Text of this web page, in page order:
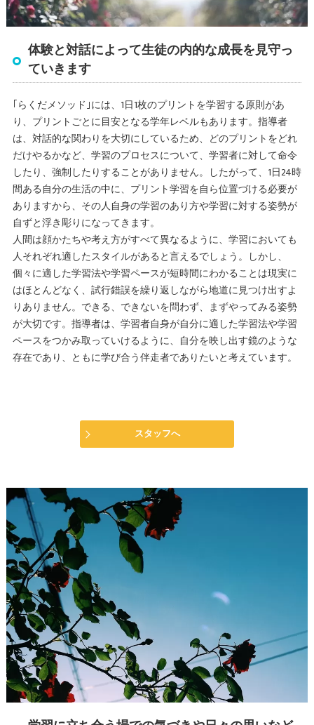
体験と対話によって生徒の内的な成長を見守っ
ていきます
｢らくだメソッド｣には、1日1枚のプリントを学習する原則があ
り、プリントごとに目安となる学年レベルもあります。指導者
は、対話的な関わりを大切にしているため、どのプリントをどれ
だけやるかなど、学習のプロセスについて、学習者に対して命令
したり、強制したりすることがありません。したがって、1日24時
間ある自分の生活の中に、プリント学習を自ら位置づける必要が
ありますから、その人自身の学習のあり方や学習に対する姿勢が
自ずと浮き彫りになってきます。
人間は顔かたちや考え方がすべて異なるように、学習においても
人それぞれ適したスタイルがあると言えるでしょう。しかし、
個々に適した学習法や学習ペースが短時間にわかることは現実に
はほとんどなく、試行錯誤を繰り返しながら地道に見つけ出すよ
りありません。できる、できないを問わず、まずやってみる姿勢
が大切です。指導者は、学習者自身が自分に適した学習法や学習
ペースをつかみ取っていけるように、自分を映し出す鏡のような
存在であり、ともに学び合う伴走者でありたいと考えています。
スタッフへ